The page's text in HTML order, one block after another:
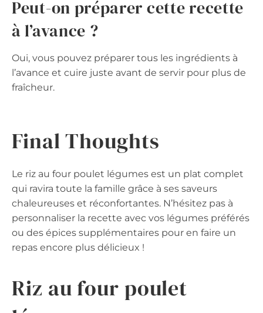
Peut-on préparer cette recette
à l’avance ?
Oui, vous pouvez préparer tous les ingrédients à
l’avance et cuire juste avant de servir pour plus de
fraîcheur.
Final Thoughts
Le riz au four poulet légumes est un plat complet
qui ravira toute la famille grâce à ses saveurs
chaleureuses et réconfortantes. N’hésitez pas à
personnaliser la recette avec vos légumes préférés
ou des épices supplémentaires pour en faire un
repas encore plus délicieux !
Riz au four poulet